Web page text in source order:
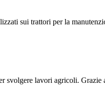
sui trattori per la
svolgere lavori agricoli.